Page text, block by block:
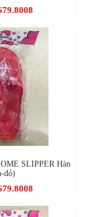
SLIPPER Hàn
đỏ)